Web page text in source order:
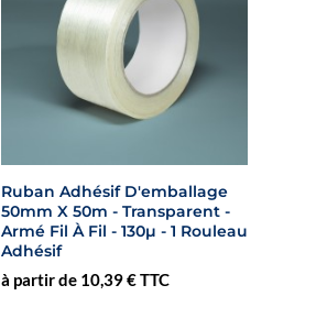
Ruban Adhésif D'emballage
50mm X 50m - Transparent -
Armé Fil À Fil - 130µ - 1 Rouleau
Adhésif
à partir de 10,39 € TTC